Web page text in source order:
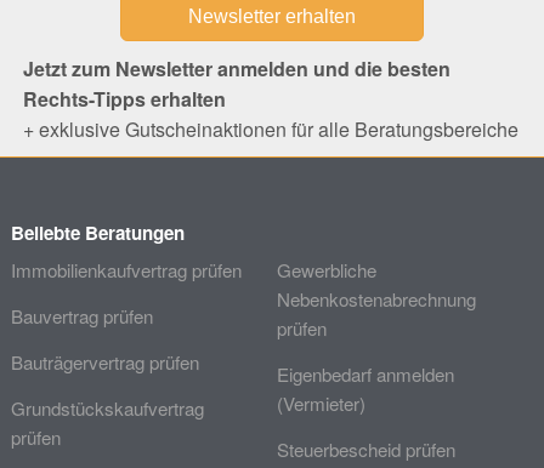
Jetzt zum Newsletter anmelden und die besten
Rechts-Tipps erhalten
+ exklusive Gutscheinaktionen für alle Beratungsbereiche
Beliebte Beratungen
Immobilienkaufvertrag prüfen
Bauvertrag prüfen
Bauträgervertrag prüfen
Grundstückskaufvertrag
prüfen
Gewerbliche
Nebenkostenabrechnung
prüfen
Eigenbedarf anmelden
(Vermieter)
Steuerbescheid prüfen